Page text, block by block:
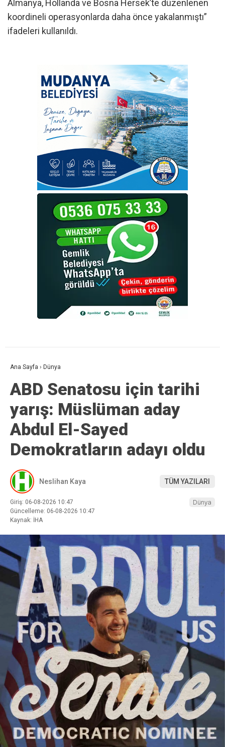
Almanya, Hollanda ve Bosna Hersek’te düzenlenen
koordineli operasyonlarda daha önce yakalanmıştı”
ifadeleri kullanıldı.
Ana Sayfa › Dünya
ABD Senatosu için tarihi
yarış: Müslüman aday
Abdul El-Sayed
Demokratların adayı oldu
Neslihan Kaya TÜM YAZILARI
Giriş: 06-08-2026 10:47
Güncelleme: 06-08-2026 10:47
Kaynak: İHA
Dünya